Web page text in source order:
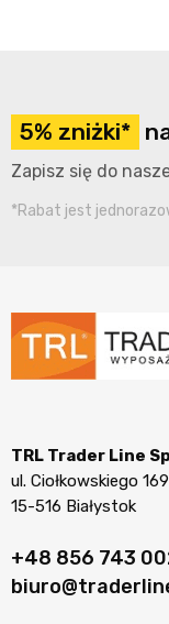
5% zniżki*
Zapisz się do
*Rabat jest
TRL Trader Line
ul. Ciołkowskiego 169
15-516 Białystok
+48 856 743